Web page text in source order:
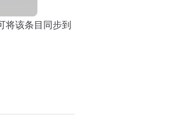
将该条目同步到